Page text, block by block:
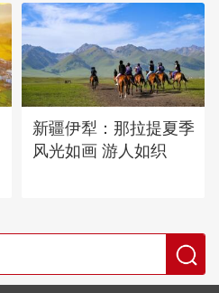
新疆伊犁：那拉提夏季
风光如画 游人如织